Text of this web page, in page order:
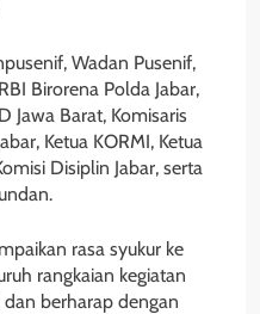
Wadan Pusenif,
Birorena Polda Jabar,
Jawa Barat, Komisaris
Ketua KORMI, Ketua
Disiplin Jabar, serta
rasa syukur ke
rangkaian kegiatan
berharap dengan